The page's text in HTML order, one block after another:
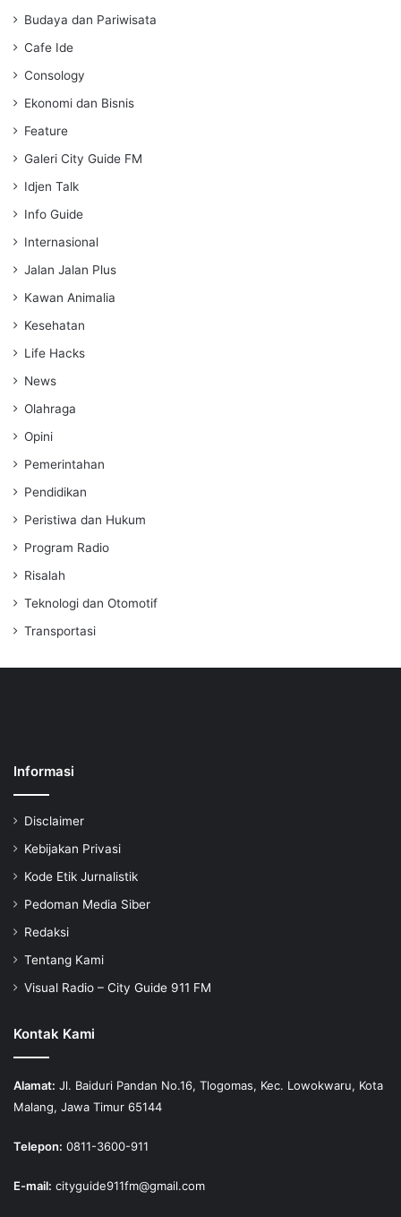
Budaya dan Pariwisata
Cafe Ide
Consology
Ekonomi dan Bisnis
Feature
Galeri City Guide FM
Idjen Talk
Info Guide
Internasional
Jalan Jalan Plus
Kawan Animalia
Kesehatan
Life Hacks
News
Olahraga
Opini
Pemerintahan
Pendidikan
Peristiwa dan Hukum
Program Radio
Risalah
Teknologi dan Otomotif
Transportasi
Informasi
Disclaimer
Kebijakan Privasi
Kode Etik Jurnalistik
Pedoman Media Siber
Redaksi
Tentang Kami
Visual Radio – City Guide 911 FM
Kontak Kami
Alamat: Jl. Baiduri Pandan No.16, Tlogomas, Kec. Lowokwaru, Kota
Malang, Jawa Timur 65144
Telepon: 0811-3600-911
E-mail: cityguide911fm@gmail.com